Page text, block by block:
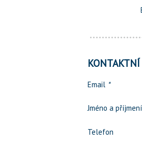
KONTAKTNÍ
Email *
Jméno a příjmení
Telefon